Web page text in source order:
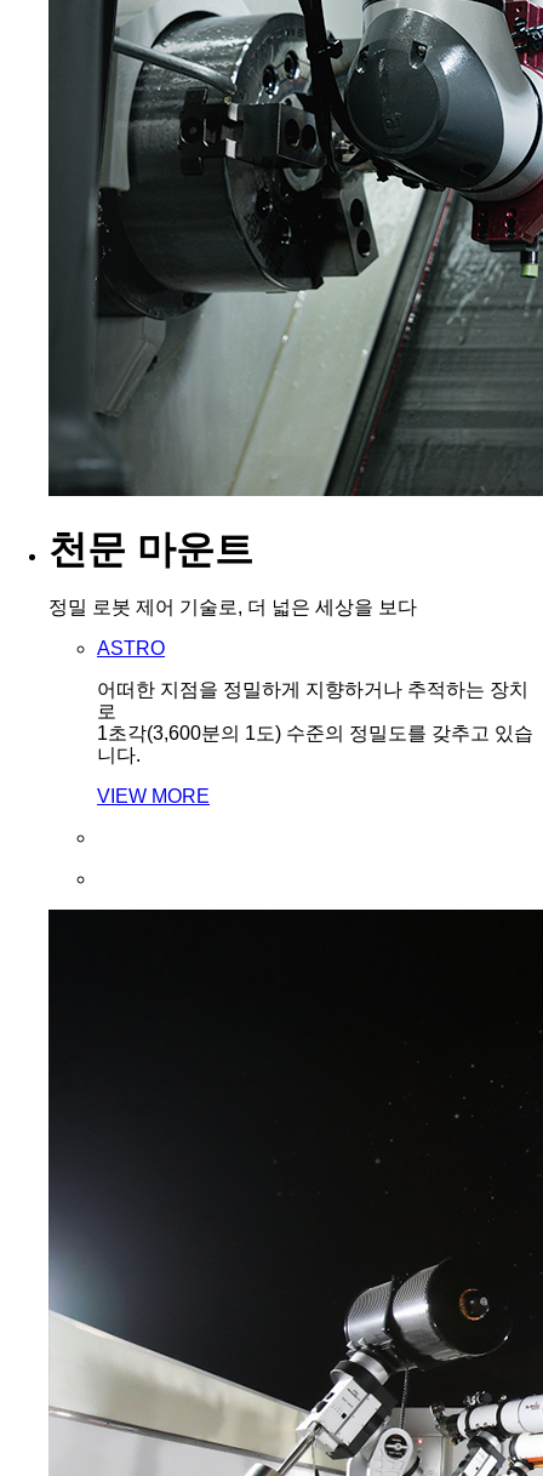
천문 마운트
정밀 로봇 제어 기술로, 더 넓은 세상을 보다
ASTRO
어떠한 지점을 정밀하게 지향하거나 추적하는 장치
로
1초각(3,600분의 1도) 수준의 정밀도를 갖추고 있습
니다.
VIEW MORE